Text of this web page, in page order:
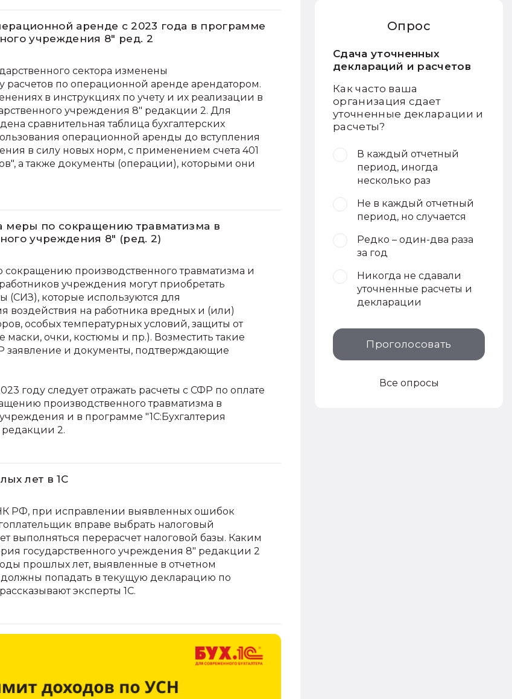
аренде с 2023 года в программе
учреждения 8" ред. 2
сектора изменены
расчетов по операционной аренде арендатором.
в инструкциях по учету и их реализации в
учреждения 8" редакции 2. Для
сравнительная таблица бухгалтерских
операционной аренды до вступления
в силу новых норм, с применением счета 401
а также документы (операции), которыми они
по сокращению травматизма в
учреждения 8" (ред. 2)
производственного травматизма и
учреждения могут приобретать
(СИЗ), которые используются для
на работника вредных и (или)
особых температурных условий, защиты от
очки, костюмы и пр.). Возместить такие
заявление и документы, подтверждающие
году следует отражать расчеты с СФР по оплате
производственного травматизма в
и в программе "1С:Бухгалтерия
редакции 2.
лет в 1С
РФ, при исправлении выявленных ошибок
вправе выбрать налоговый
выполняться перерасчет налоговой базы. Каким
государственного учреждения 8" редакции 2
прошлых лет, выявленные в отчетном
попадать в текущую декларацию по
эксперты 1С.
Опрос
Сдача уточненных
деклараций и расчетов
Как часто ваша
организация сдает
уточненные декларации и
расчеты?
В каждый отчетный
период, иногда
несколько раз
Не в каждый отчетный
период, но случается
Редко – один-два раза
за год
Никогда не сдавали
уточненные расчеты и
декларации
Проголосовать
Все опросы